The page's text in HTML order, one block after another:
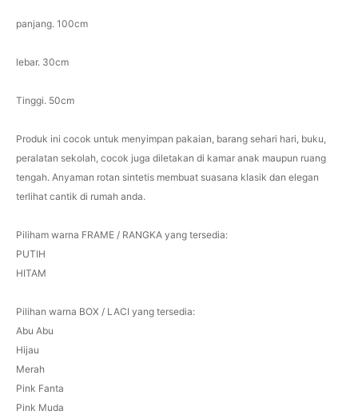
panjang. 100cm
lebar. 30cm
Tinggi. 50cm
Produk ini cocok untuk menyimpan pakaian, barang sehari hari, buku,
peralatan sekolah, cocok juga diletakan di kamar anak maupun ruang
tengah. Anyaman rotan sintetis membuat suasana klasik dan elegan
terlihat cantik di rumah anda.
Piliham warna FRAME / RANGKA yang tersedia:
PUTIH
HITAM
Pilihan warna BOX / LACI yang tersedia:
Abu Abu
Hijau
Merah
Pink Fanta
Pink Muda